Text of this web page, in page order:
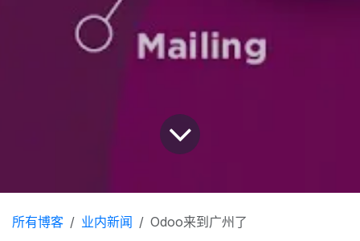
所有博客 业内新闻 Odoo来到广州了